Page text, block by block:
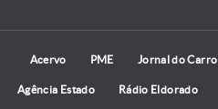
Acervo PME Jornal do Carro
Agência Estado Rádio Eldorado